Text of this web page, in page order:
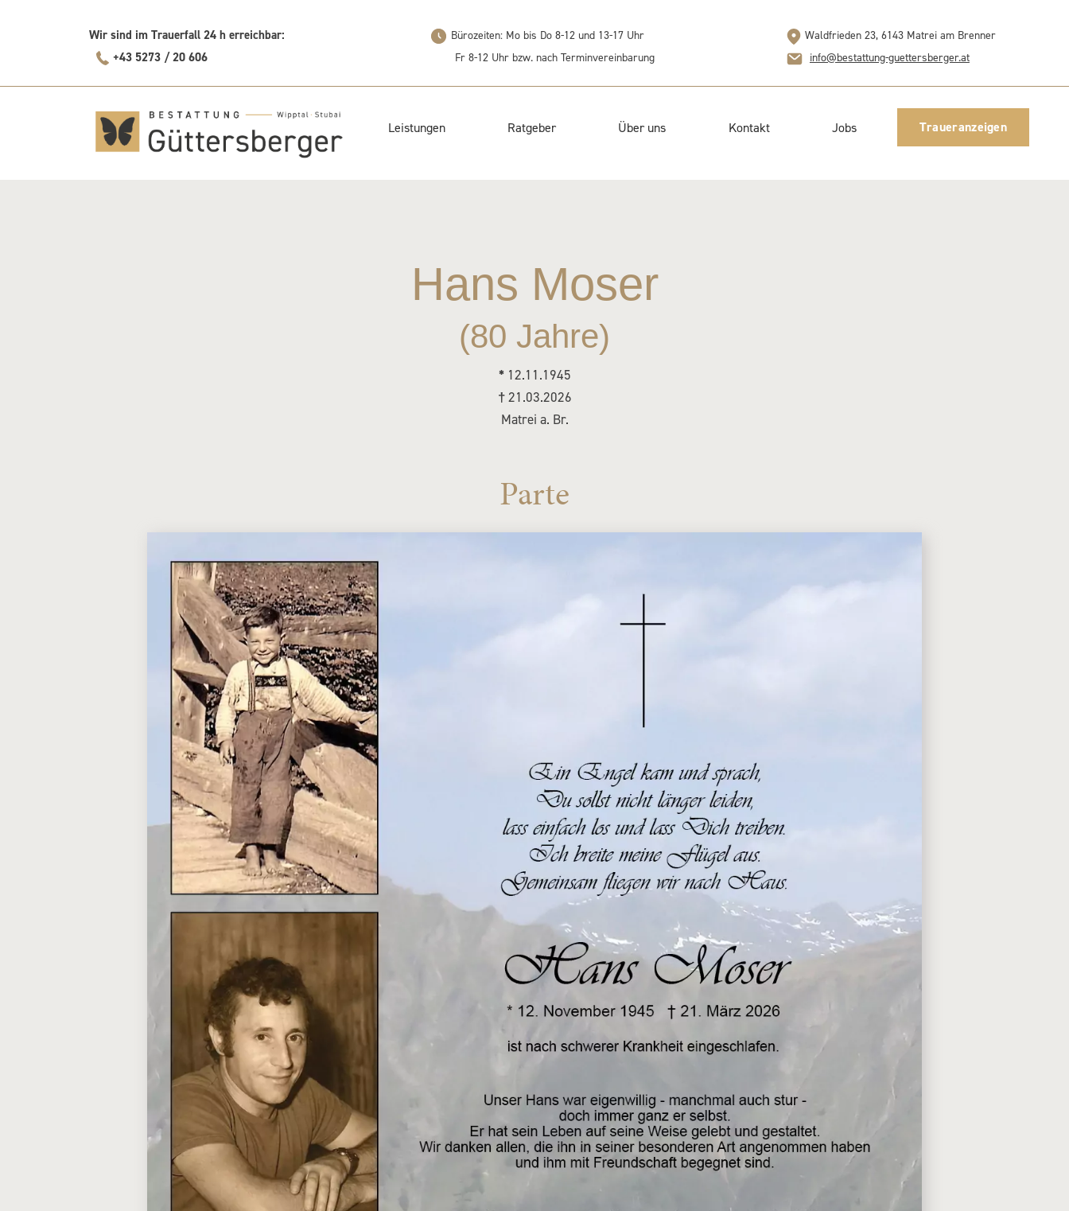
Wir sind im Trauerfall 24 h erreichbar:
+43 5273 / 20 606
Bürozeiten: Mo bis Do 8-12 und 13-17 Uhr
Fr 8-12 Uhr bzw. nach Terminvereinbarung
Waldfrieden 23, 6143 Matrei am Brenner
info@bestattung-guettersberger.at
Leistungen Ratgeber Über uns Kontakt Jobs Traueranzeigen
Hans Moser
(80 Jahre)
* 12.11.1945
†21.03.2026
Matrei a. Br.
Parte